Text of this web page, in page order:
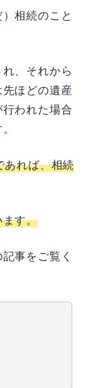
相続のこと
、それから
ほどの遺産
われた場合
あれば、相続
す。
事をご覧く